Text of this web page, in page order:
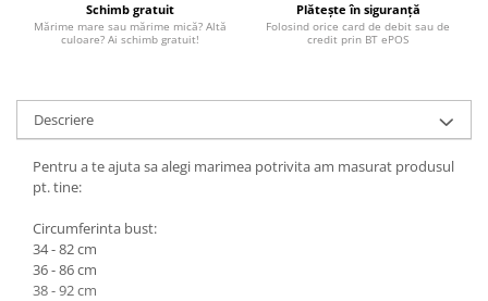
Schimb gratuit
Mărime mare sau mărime mică? Altă
culoare? Ai schimb gratuit!
Plătește în siguranță
Folosind orice card de debit sau de
credit prin BT ePOS
Descriere
Pentru a te ajuta sa alegi marimea potrivita am masurat produsul
pt. tine:
Circumferinta bust:
34 - 82 cm
36 - 86 cm
38 - 92 cm